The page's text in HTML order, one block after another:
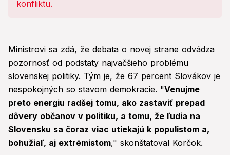
Ministrovi sa zdá, že debata o novej strane odvádza
pozornosť od podstaty najväčšieho problému
slovenskej politiky. Tým je, že 67 percent Slovákov je
nespokojných so stavom demokracie. "Venujme
preto energiu radšej tomu, ako zastaviť prepad
dôvery občanov v politiku, a tomu, že ľudia na
Slovensku sa čoraz viac utiekajú k populistom a,
bohužiaľ, aj extrémistom," skonštatoval Korčok.